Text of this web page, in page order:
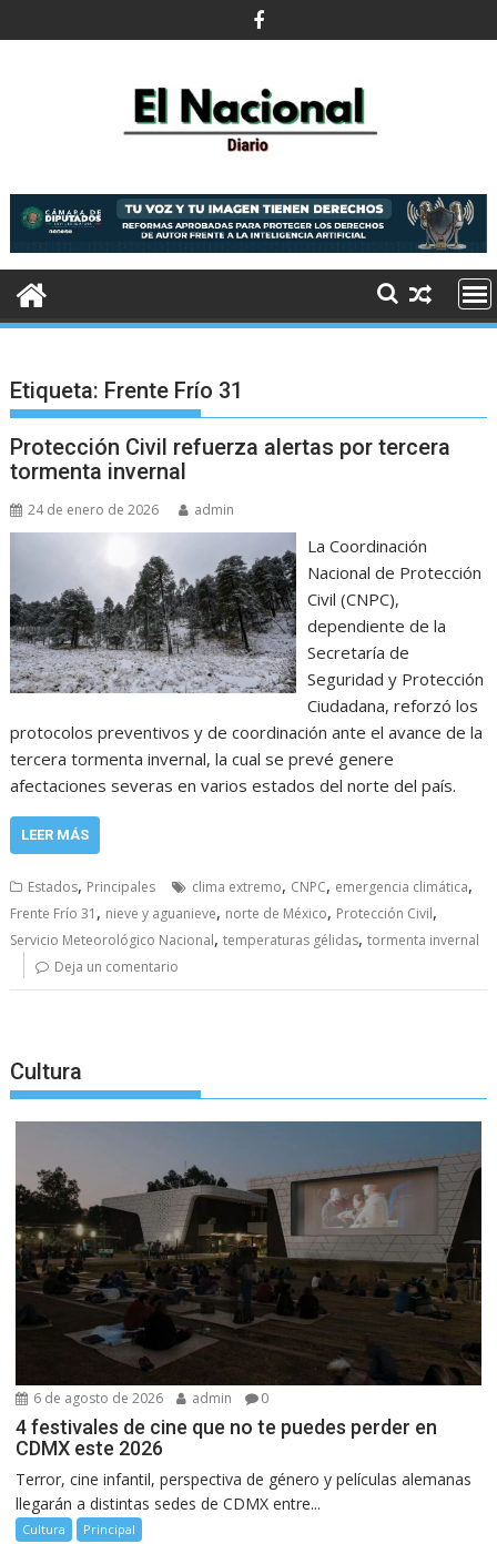
al
Etiqueta: Frente Frío 31
Protección Civil refuerza alertas por tercera
tormenta invernal
24 de enero de 2026 admin
La Coordinación
Nacional de Protección
Civil (CNPC),
dependiente de la
Secretaría de
Seguridad y Protección
Ciudadana, reforzó los
protocolos preventivos y de coordinación ante el avance de la
tercera tormenta invernal, la cual se prevé genere
afectaciones severas en varios estados del norte del país.
LEER MÁS
Estados, Principales clima extremo, CNPC, emergencia climática,
Frente Frío 31 , nieve y aguanieve, norte de México, Protección Civil,
Servicio Meteorológico Nacional,temperaturas gélidas,tormenta invernal
Deja un comentario
Cultura
6 de agosto de 2026 admin 0
4 festivales de cine que no te puedes perder en
CDMX este 2026
Terror, cine infantil, perspectiva de género y películas alemanas
llegarán a distintas sedes de CDMX entre...
Cultura Principal